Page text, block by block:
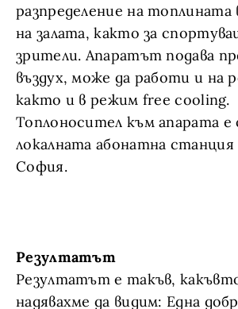
разпределение на топлината
на залата, както за
зрители. Апаратът подава
въздух, може да работи и на
както и в режим free cooling.
Топлоносител към апарата е
локалната абонатна
София.
Резултатът
Резултатът е такъв,
надявахме да видим: Една